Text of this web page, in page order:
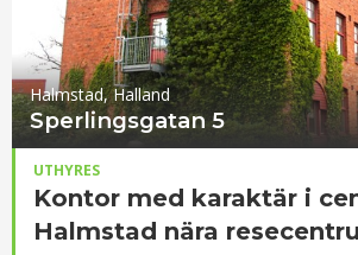
Halmstad, Halland
Sperlingsgatan 5
UTHYRES
Kontor med karaktär i
Halmstad nära